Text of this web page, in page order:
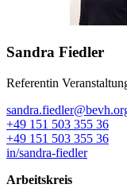
Sandra Fiedler
Referentin
+49 151 503 355 36
+49 151 503 355 36
in/sandra-fiedler
Arbeitskreis